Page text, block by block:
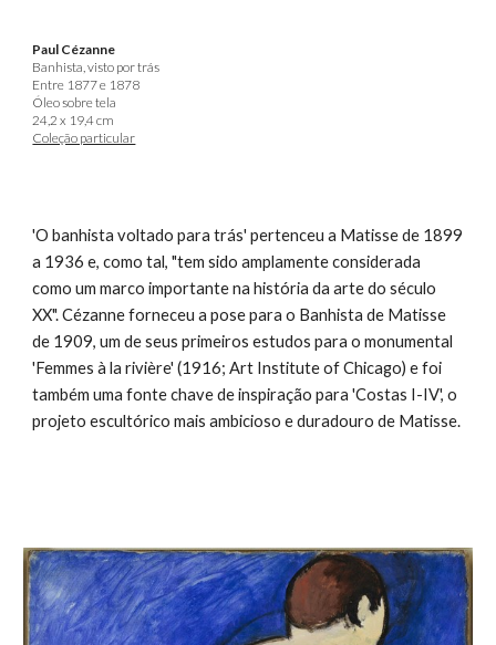
Paul Cézanne
Banhista, visto por trás
Entre 1877 e 1878
Óleo sobre tela
24,2 x 19,4 cm
Coleção particular
'O banhista voltado para trás' pertenceu a Matisse de 1899
a 1936 e, como tal, "tem sido amplamente considerada
como um marco importante na história da arte do século
XX". Cézanne forneceu a pose para o Banhista de Matisse
de 1909, um de seus primeiros estudos para o monumental
'Femmes à la rivière' (1916; Art Institute of Chicago) e foi
também uma fonte chave de inspiração para 'Costas I-IV', o
projeto escultórico mais ambicioso e duradouro de Matisse.